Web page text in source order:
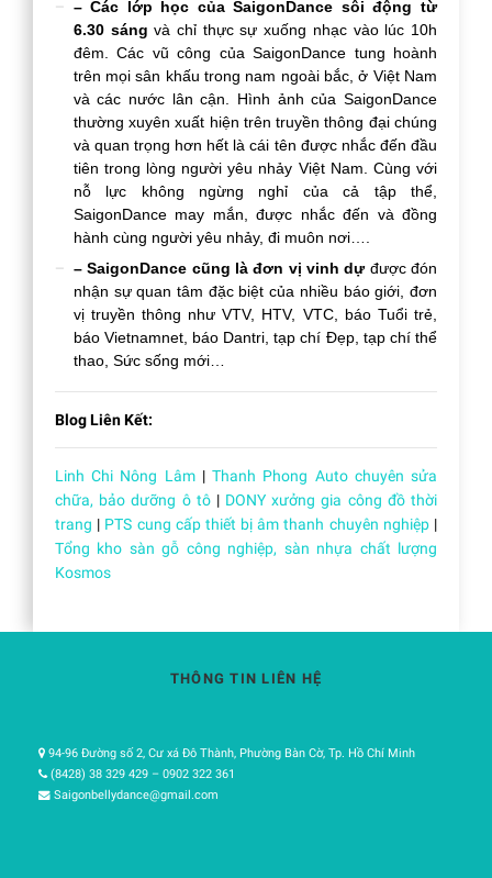
– Các lớp học của SaigonDance sôi động từ
6.30 sáng và chỉ thực sự xuống nhạc vào lúc 10h
đêm. Các vũ công của SaigonDance tung hoành
trên mọi sân khấu trong nam ngoài bắc, ở Việt Nam
và các nước lân cận. Hình ảnh của SaigonDance
thường xuyên xuất hiện trên truyền thông đại chúng
và quan trọng hơn hết là cái tên được nhắc đến đầu
tiên trong lòng người yêu nhảy Việt Nam. Cùng với
nỗ lực không ngừng nghỉ của cả tập thể,
SaigonDance may mắn, được nhắc đến và đồng
hành cùng người yêu nhảy, đi muôn nơi….
– SaigonDance cũng là đơn vị vinh dựđược đón
nhận sự quan tâm đặc biệt của nhiều báo giới, đơn
vị truyền thông như VTV, HTV, VTC, báo Tuổi trẻ,
báo Vietnamnet, báo Dantri, tạp chí Đẹp, tạp chí thể
thao, Sức sống mới…
Blog Liên Kết:
Linh Chi Nông Lâm|Thanh Phong Auto chuyên sửa
chữa, bảo dưỡng ô tô| DONY xưởng gia công đồ thời
trang | PTS cung cấp thiết bị âm thanh chuyên nghiệp|
Tổng kho sàn gỗ công nghiệp, sàn nhựa chất lượng
Kosmos
THÔNG TIN LIÊN HỆ
94-96 Đường số 2, Cư xá Đô Thành, Phường Bàn Cờ, Tp. Hồ Chí Minh
(8428) 38 329 429 – 0902 322 361
Saigonbellydance@gmail.com